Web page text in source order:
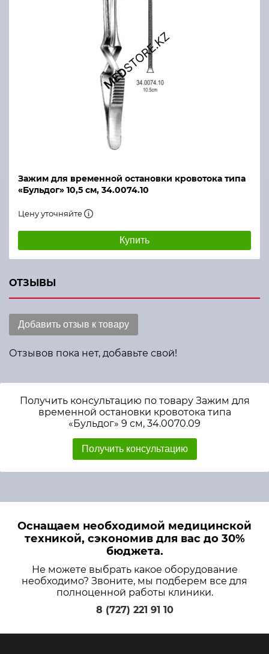
Зажим для временной остановки кровотока типа
«Бульдог» 10,5 см, 34.0074.10
Цену уточняйте
Купить
ОТЗЫВЫ
Добавить отзыв к товару
Отзывов пока нет, добавьте свой!
Получить консультацию по товару Зажим для
временной остановки кровотока типа
«Бульдог» 9 см, 34.0070.09
Получить консультацию
Оснащаем необходимой медицинской
техникой, сэкономив для вас до 30%
бюджета.
Не можете выбрать какое оборудование
необходимо? Звоните, мы подберем все для
полноценной работы клиники.
8 (727) 221 91 10